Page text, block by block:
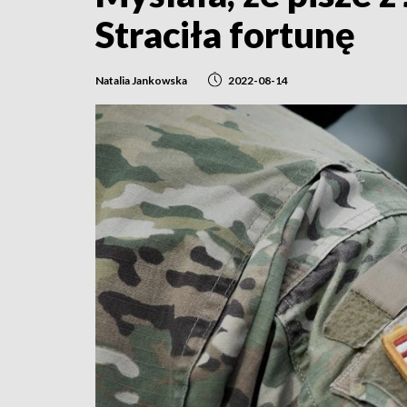
Straciła fortunę
Natalia Jankowska 2022-08-14